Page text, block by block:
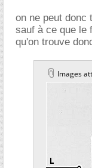
on ne peut donc
sauf à ce que le
qu'on trouve
Images